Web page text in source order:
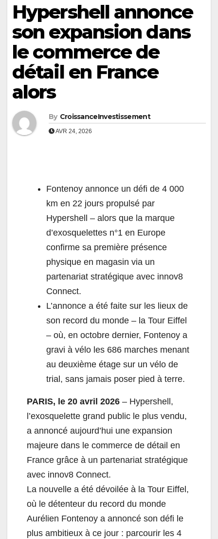
Hypershell annonce
son expansion dans
le commerce de
détail en France
alors
By CroissanceInvestissement
AVR 24, 2026
Fontenoy annonce un défi de 4 000
km en 22 jours propulsé par
Hypershell – alors que la marque
d’exosquelettes n°1 en Europe
confirme sa première présence
physique en magasin via un
partenariat stratégique avec innov8
Connect.
L’annonce a été faite sur les lieux de
son record du monde – la Tour Eiffel
– où, en octobre dernier, Fontenoy a
gravi à vélo les 686 marches menant
au deuxième étage sur un vélo de
trial, sans jamais poser pied à terre.
PARIS, le 20 avril 2026 – Hypershell,
l’exosquelette grand public le plus vendu,
a annoncé aujourd’hui une expansion
majeure dans le commerce de détail en
France grâce à un partenariat stratégique
avec innov8 Connect.
La nouvelle a été dévoilée à la Tour Eiffel,
où le détenteur du record du monde
Aurélien Fontenoy a annoncé son défi le
plus ambitieux à ce jour : parcourir les 4